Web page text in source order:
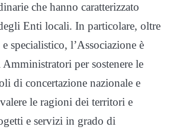
che hanno caratterizzato
Enti locali. In particolare, oltre
specialistico, l’Associazione è
per sostenere le
di concertazione nazionale e
le ragioni dei territori e
e servizi in grado di